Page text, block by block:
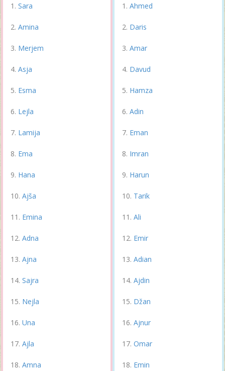
Sara
Amina
Merjem
Asja
Esma
Lejla
Lamija
Ema
Hana
Ajša
Emina
Adna
Ajna
Sajra
Nejla
Una
Ajla
Amna
Ahmed
Daris
Amar
Davud
Hamza
Adin
Eman
Imran
Harun
Tarik
Ali
Emir
Adian
Ajdin
Džan
Ajnur
Omar
Emin